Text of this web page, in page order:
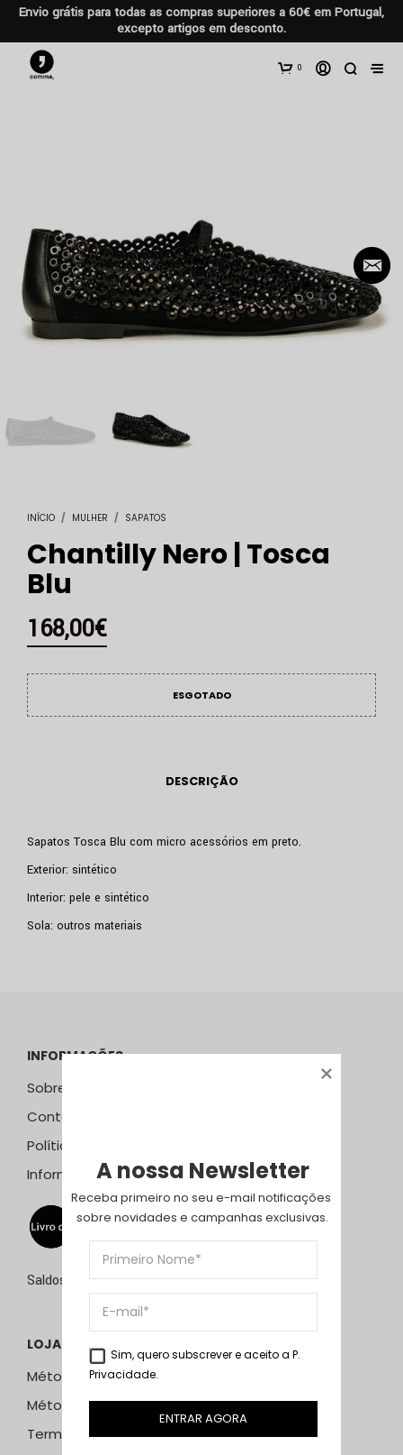
Envio grátis para todas as compras superiores a 60€ em Portugal,
excepto artigos em desconto.
0
INÍCIO / MULHER / SAPATOS
Chantilly Nero | Tosca
Blu
168,00€
ESGOTADO
DESCRIÇÃO
Sapatos Tosca Blu com micro acessórios em preto.
Exterior: sintético
Interior: pele e sintético
Sola: outros materiais
INFORMAÇÕES
Sobre Nós
Contactos
Política de Privacidade
Informação Resolução Litígios
Saldos de 15 de julho a 15 de setembro de 2026
LOJA ONLINE
Métodos e Custos de Envio
Métodos de Pagamento
Termos & Condições
A nossa Newsletter
Receba primeiro no seu e-mail notificações
sobre novidades e campanhas exclusivas.
Sim, quero subscrever e aceito a P.
Privacidade.
ENTRAR AGORA